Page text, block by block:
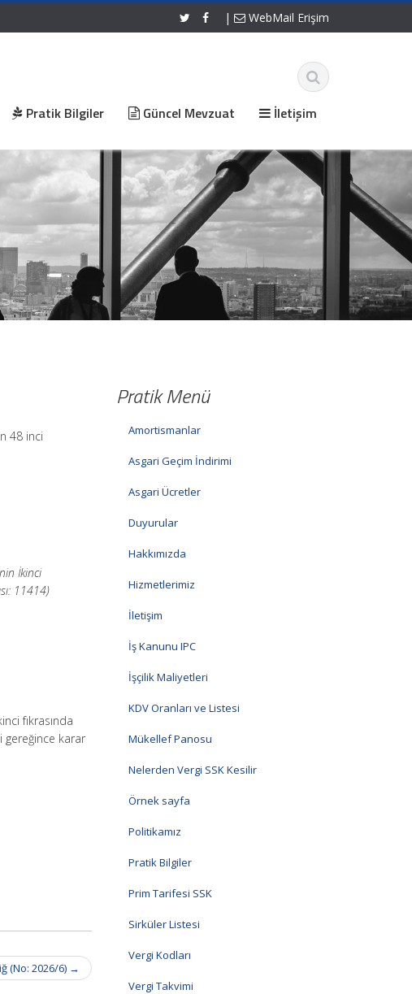
| WebMail Erişim
Pratik Bilgiler Güncel Mevzuat İletişim
48 inci
İkinci
11414)
fıkrasında
gereğince karar
(No: 2026/6) →
Pratik Menü
Amortismanlar
Asgari Geçim İndirimi
Asgari Ücretler
Duyurular
Hakkımızda
Hizmetlerimiz
İletişim
İş Kanunu IPC
İşçilik Maliyetleri
KDV Oranları ve Listesi
Mükellef Panosu
Nelerden Vergi SSK Kesilir
Örnek sayfa
Politikamız
Pratik Bilgiler
Prim Tarifesi SSK
Sirküler Listesi
Vergi Kodları
Vergi Takvimi